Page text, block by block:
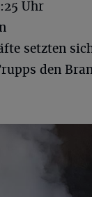
Uhr
setzten
den